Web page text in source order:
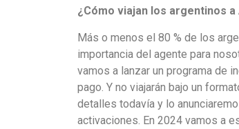
¿Cómo viajan los argentinos a
Más o menos el 80 % de los
importancia del agente para
vamos a lanzar un programa de
pago. Y no viajarán bajo un
detalles todavía y lo
activaciones. En 2024 vamos a